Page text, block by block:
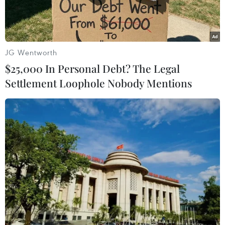
Cơn “mưa vàng” giải nhiệt bầu không khí khô nóng ở An
Giang. (Ảnh: Công Mạo/TTXVN)
Theo Trung tâm Khí tượng Thủy văn Quốc gia
dự báo, khu vực Nam Bộ đêm có mưa rào và
dông vài nơi, ban ngày nắng có nơi nắng nóng;
JG Wentworth
$25,000 In Personal Debt? The Legal
Settlement Loophole Nobody Mentions